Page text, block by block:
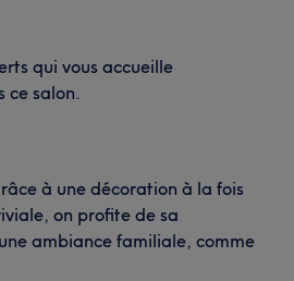
qui vous accueille
ce salon.
à une décoration à la fois
on profite de sa
ambiance familiale, comme